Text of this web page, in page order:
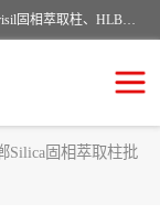
河北艺心逸意科技有限公司主营：C18固相萃取柱、Florisil固相萃取柱、HLB固相萃取柱、MCX固相萃取柱、QuEChERS、固相萃取空柱、针式过滤器 、固相萃取柱、黄曲霉毒素亲和柱。全国咨询热线：18630105913。河北艺心逸意科技有限公司接受来样定做，我们秉承着“顾客至上，锐意进取”的经营理念，坚持客户至上的原则为广大客户提供优质的服务，欢迎广大客户惠顾！免费咨询！
Silica固相萃取柱批